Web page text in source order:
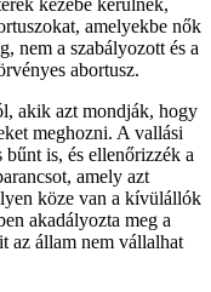
amelyekbe nők
nem a szabályozott és a
abortusz.
akik azt mondják, hogy
meghozni. A vallási
is, és ellenőrizzék a
amely azt
köze van a kívülállók
akadályozta meg a
az állam nem vállalhat